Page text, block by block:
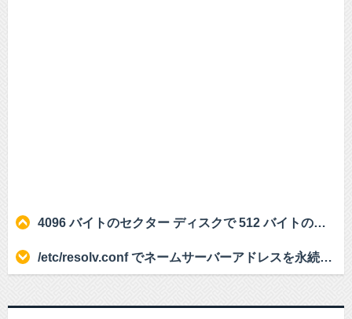
4096 バイトのセクター ディスクで 512 バイトのセクター MBR を修正するにはどうすればよいですか?
/etc/resolv.conf でネームサーバーアドレスを永続的にするには?